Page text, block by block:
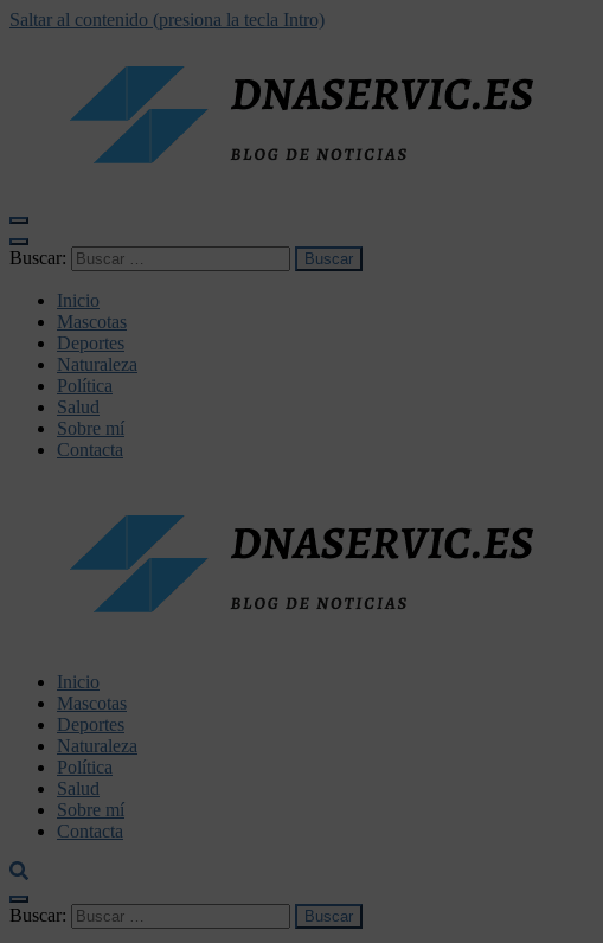
Saltar al contenido (presiona la tecla Intro)
Buscar:
Inicio
Mascotas
Deportes
Naturaleza
Política
Salud
Sobre mí
Contacta
dnaservic.es
Inicio
Mascotas
Deportes
Naturaleza
Política
Salud
Sobre mí
Contacta
Buscar: